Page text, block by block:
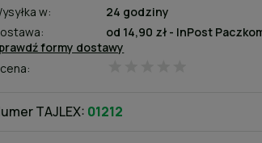
w:
24 godziny
od 14,90 zł - InPost
formy dostawy
TAJLEX: 01212